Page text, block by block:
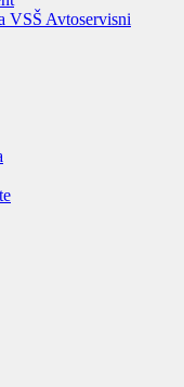
VSŠ Avtoservisni